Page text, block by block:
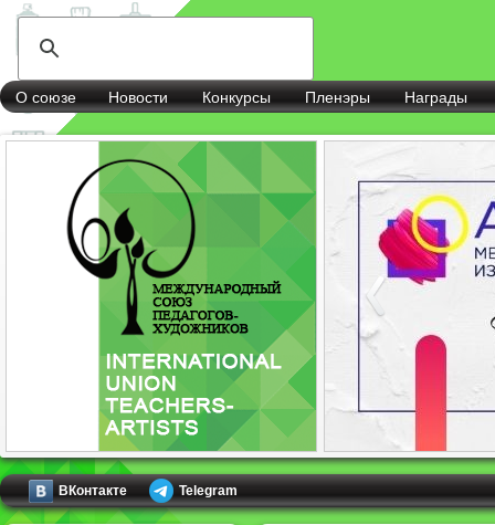
О союзе Новости Конкурсы Пленэры Награды
ВКонтакте Telegram